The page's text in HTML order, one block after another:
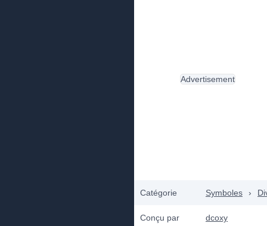
Catégorie Symboles ›
Conçu par dcoxy
Advertisement